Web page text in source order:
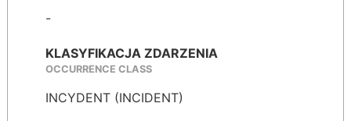
-
KLASYFIKACJA ZDARZENIA
OCCURRENCE CLASS
INCYDENT (INCIDENT)